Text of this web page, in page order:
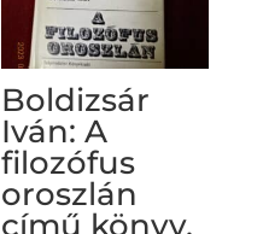
Boldizsár
Iván: A
filozófus
oroszlán
című könyv.